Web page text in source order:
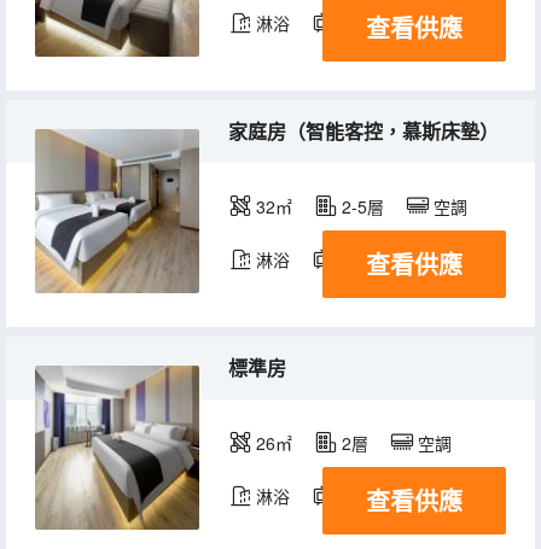
淋浴 電視機
查看供應
家庭房（智能客控，慕斯床墊）
32㎡ 2-5層 空調
淋浴 電視機
查看供應
標準房
26㎡ 2層 空調
淋浴 電視機
查看供應